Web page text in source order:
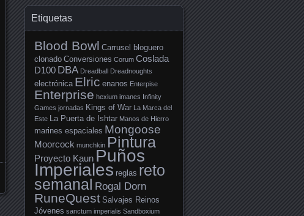
Etiquetas
Blood Bowl Carrusel bloguero
clonado Conversiones Corum Coslada
D100 DBA Dreadball Dreadnoughts
electrónica Elric enanos Enterpise
Enterprise hexium imanes Infinity
Games jornadas Kings of War La Marca del
Este La Puerta de Ishtar Manos de Hierro
marines espaciales Mongoose
Moorcock munchkin Pintura
Proyecto Kaun Puños
Imperiales reglas reto
semanal Rogal Dorn
RuneQuest Salvajes Reinos
Jóvenes sanctum imperialis Sandboxium